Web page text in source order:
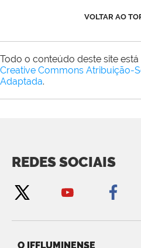
VOLTAR AO
Todo o conteúdo deste site
Creative Commons Atribuição-
Adaptada.
REDES SOCIAIS
O IFFLUMINENSE